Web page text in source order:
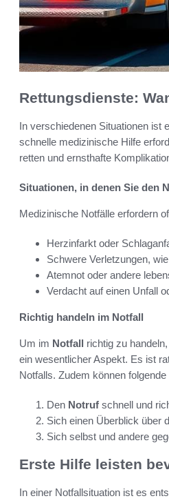
Rettungsdienste:
In verschiedenen Situationen ist
schnelle medizinische Hilfe
retten und ernsthafte
Situationen, in denen Sie den
Medizinische Notfälle erfordern
Herzinfarkt oder
Schwere Verletzungen,
Atemnot oder andere
Verdacht auf einen Unfall
Richtig handeln im Notfall
Um im Notfall richtig zu
ein wesentlicher Aspekt. Es ist
Notfalls. Zudem können
Den Notruf schnell und
Sich einen Überblick über
Sich selbst und andere
Erste Hilfe leisten
In einer Notfallsituation ist es